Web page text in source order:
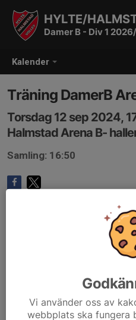
Kalender
HYLTE/
Damer B - Div 1
Träning DamerB
Torsdag 12 sep 2024,
Halmstad Arena B-
Samling: 16:50
Vi använder oss av
webbplats ska fungera